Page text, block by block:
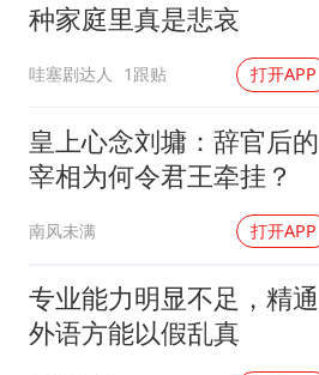
种家庭里真是悲哀
哇塞剧达人 1跟贴 打开APP
皇上心念刘墉：辞官后的
宰相为何令君王牵挂？
南风未满 打开APP
专业能力明显不足，精通
外语方能以假乱真